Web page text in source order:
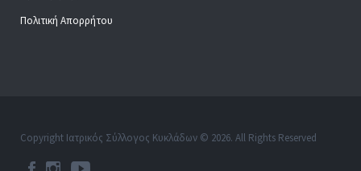
Πολιτική Απορρήτου
Copyright Ιατρικός Σύλλογος Κυκλάδων © 2026. All Rights Reserved